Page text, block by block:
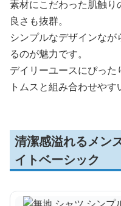
素材にこだわった肌触
良さも抜群。
シンプルなデザインな
るのが魅力です。
デイリーユースにぴっ
トムスと組み合わせやす
清潔感溢れるメン
イトベーシック